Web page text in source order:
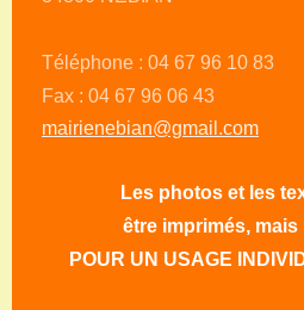
Téléphone : 04 67 96 10 83
Fax : 04 67 96 06 43
mairienebian@gmail.com
Les photos et les
être imprimés,
POUR UN USAGE